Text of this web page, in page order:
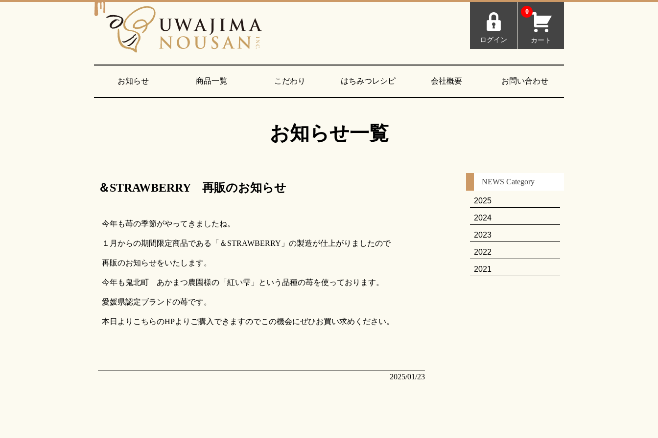
ログイン
ログイン
カート
0
お知らせ 商品一覧 こだわり はちみつレシピ 会社概要 お問い合わせ
お知らせ一覧
＆STRAWBERRY 再販のお知らせ
今年も苺の季節がやってきましたね。
１月からの期間限定商品である「＆STRAWBERRY」の製造が仕上がりましたので
再販のお知らせをいたします。
今年も鬼北町 あかまつ農園様の「紅い雫」という品種の苺を使っております。
愛媛県認定ブランドの苺です。
本日よりこちらのHPよりご購入できますのでこの機会にぜひお買い求めください。
2025/01/23
NEWS Category
2025
2024
2023
2022
2021